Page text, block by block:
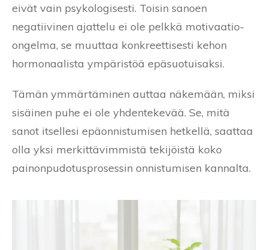
eivät vain psykologisesti. Toisin sanoen
negatiivinen ajattelu ei ole pelkkä motivaatio-
ongelma, se muuttaa konkreettisesti kehon
hormonaalista ympäristöä epäsuotuisaksi.
Tämän ymmärtäminen auttaa näkemään, miksi
sisäinen puhe ei ole yhdentekevää. Se, mitä
sanot itsellesi epäonnistumisen hetkellä, saattaa
olla yksi merkittävimmistä tekijöistä koko
painonpudotusprosessin onnistumisen kannalta.